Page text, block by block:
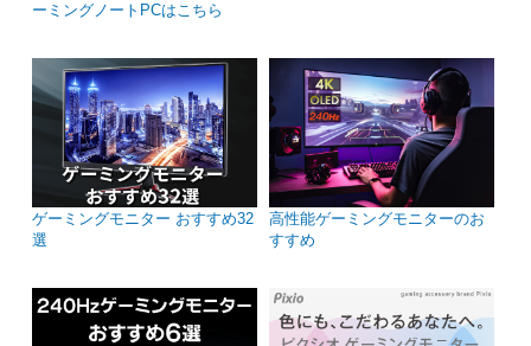
ーミングノートPCはこちら
ゲーミングモニター おすすめ32
選
高性能ゲーミングモニターのお
すすめ